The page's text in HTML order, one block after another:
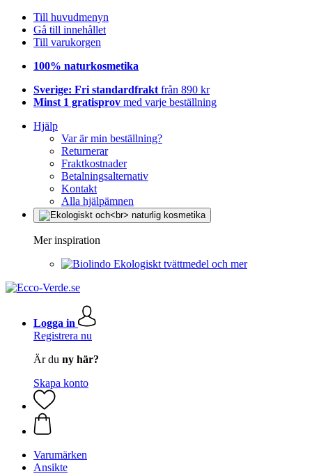
Till huvudmenyn
Gå till innehållet
Till varukorgen
100% naturkosmetika
Sverige: Fri standardfrakt från 890 kr
Minst 1 gratisprov med varje beställning
Hjälp
Var är min beställning?
Returnerar
Fraktkostnader
Betalningsalternativ
Kontakt
Alla hjälpämnen
Mer inspiration
Ekologiskt tvättmedel och mer
Logga in
Registrera nu
Är du ny här?
Skapa konto
Varumärken
Ansikte